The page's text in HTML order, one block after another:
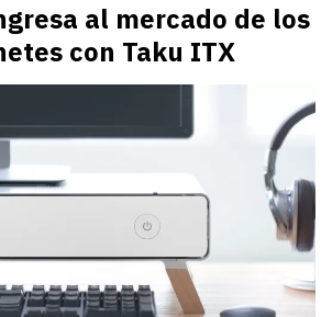
al mercado de los
con Taku ITX